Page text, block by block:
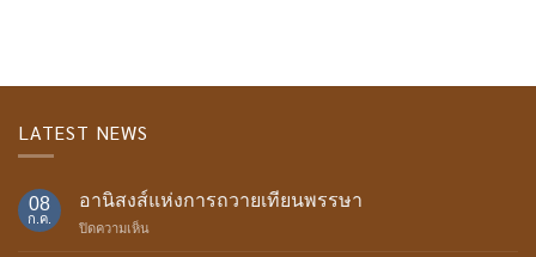
LATEST NEWS
08
ก.ค.
อานิสงส์แห่งการถวายเทียนพรรษา
ปิดความเห็น